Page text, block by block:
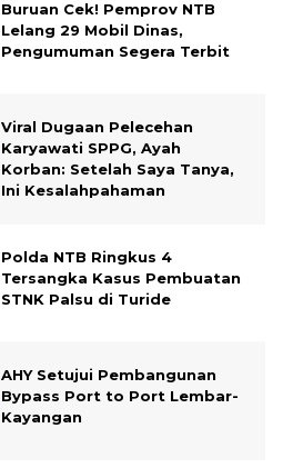
Buruan Cek! Pemprov NTB
Lelang 29 Mobil Dinas,
Pengumuman Segera Terbit
Viral Dugaan Pelecehan
Karyawati SPPG, Ayah
Korban: Setelah Saya Tanya,
Ini Kesalahpahaman
Polda NTB Ringkus 4
Tersangka Kasus Pembuatan
STNK Palsu di Turide
AHY Setujui Pembangunan
Bypass Port to Port Lembar-
Kayangan